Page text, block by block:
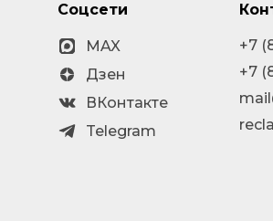
Соцсети
MAX
Дзен
ВКонтакте
Telegram
+7
+7